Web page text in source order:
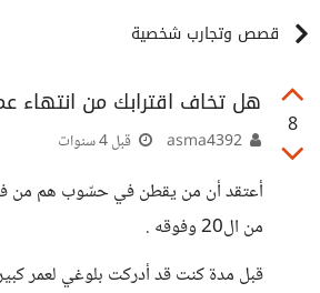
قصص وتجارب شخصية
8
هل تخاف اقترابك من انتهاء
قبل 4 سنوات
أعتقد أن من يقطن في حسّوب هم من فئة
من ال20 وفوقه .
قبل مدة كنت قد أدركت بلوغي لعمر